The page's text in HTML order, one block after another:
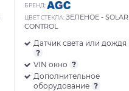
БРЕНД:
ЦВЕТ СТЕКЛА:ЗЕЛЕНОЕ - SOLAR
CONTROL
Датчик света или дождя
?
VIN окно ?
Дополнительное
оборудование ?